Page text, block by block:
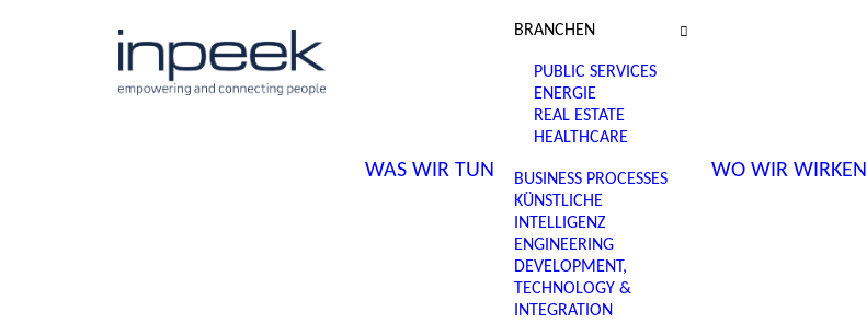
WAS WIR TUN
BRANCHEN
PUBLIC SERVICES
ENERGIE
REAL ESTATE
HEALTHCARE
BUSINESS PROCESSES
KÜNSTLICHE
INTELLIGENZ
ENGINEERING
DEVELOPMENT,
TECHNOLOGY &
INTEGRATION
WO WIR WIRKEN
SKILLS, BEST PRACTICES,
EINSÄTZE UND PROJEKTE
JEDERZEIT IM GRIFF